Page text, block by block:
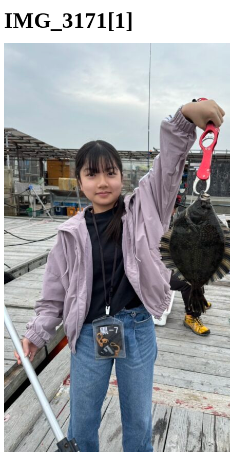
IMG_3171[1]